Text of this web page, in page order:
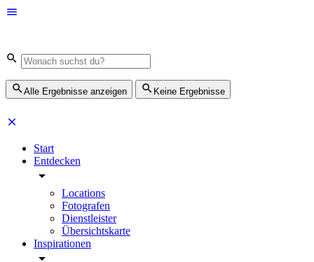
Alle Ergebnisse anzeigen Keine Ergebnisse
Start
Entdecken
Locations
Fotografen
Dienstleister
Übersichtskarte
Inspirationen